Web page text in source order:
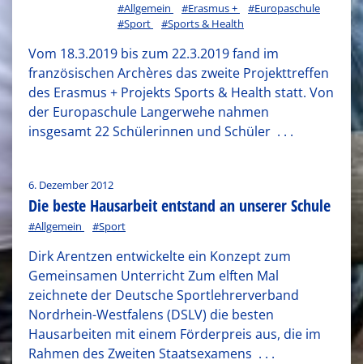
#Allgemein #Erasmus +
#Europaschule
#Sport
#Sports & Health
Vom 18.3.2019 bis zum 22.3.2019 fand im
französischen Archères das zweite Projekttreffen
des Erasmus + Projekts Sports & Health statt. Von
der Europaschule Langerwehe nahmen
insgesamt 22 Schülerinnen und Schüler . . .
6. Dezember 2012
Die beste Hausarbeit entstand an unserer Schule
#Allgemein #Sport
Dirk Arentzen entwickelte ein Konzept zum
Gemeinsamen Unterricht Zum elften Mal
zeichnete der Deutsche Sportlehrerverband
Nordrhein-Westfalens (DSLV) die besten
Hausarbeiten mit einem Förderpreis aus, die im
Rahmen des Zweiten Staatsexamens . . .